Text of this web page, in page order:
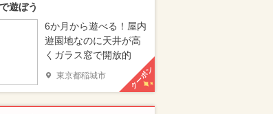
遊ぼう
6か月から遊べる！屋内
遊園地なのに天井が高
くガラス窓で開放的
東京都稲城市 クーポン